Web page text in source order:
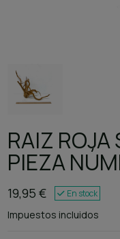
RAIZ ROJA
PIEZA
19,95 € En stock
Impuestos incluidos